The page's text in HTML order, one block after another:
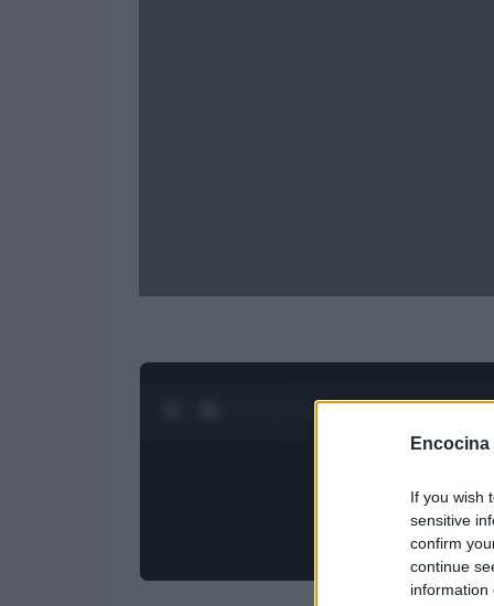
Encocina
If you wish
sensitive
confirm
continue
information